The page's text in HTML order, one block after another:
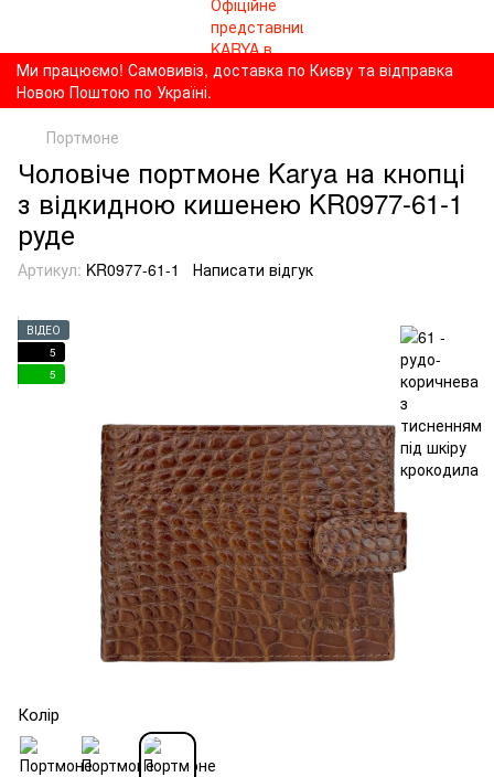
Ми працюємо! Самовивіз, доставка по Києву та відправка
Новою Поштою по Україні.
Портмоне
Чоловіче портмоне Karya на кнопці
з відкидною кишенею KR0977-61-1
руде
Артикул: KR0977-61-1 Написати відгук
ВІДЕО
5
5
Колір